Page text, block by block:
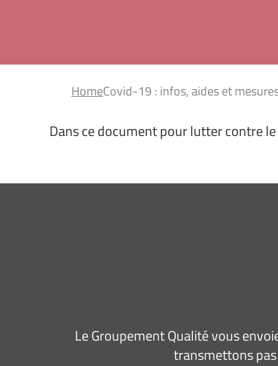
HomeCovid-19 : infos, aides et
Dans ce document pour lutter contre
Le Groupement Qualité vous
transmettons